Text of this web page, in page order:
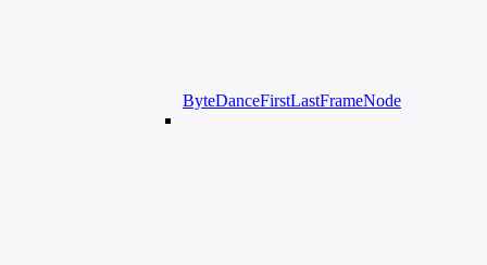
ByteDanceFirstLastFrameNode